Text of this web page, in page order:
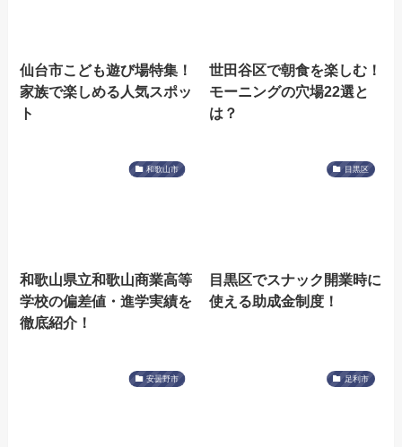
仙台市こども遊び場特集！
家族で楽しめる人気スポッ
ト
世田谷区で朝食を楽しむ！
モーニングの穴場22選と
は？
和歌山市
和歌山県立和歌山商業高等
学校の偏差値・進学実績を
徹底紹介！
目黒区
目黒区でスナック開業時に
使える助成金制度！
安曇野市 足利市